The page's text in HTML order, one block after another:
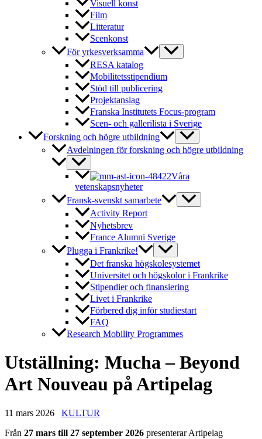
Visuell konst
Film
Litteratur
Scenkonst
För yrkesverksamma
RESA katalog
Mobilitetsstipendium
Stöd till publicering
Projektanslag
Franska Institutets Focus-program
Scen- och gallerilista i Sverige
Forskning och högre utbildning
Avdelningen för forskning och högre utbildning
Våra
vetenskapsnyheter
Fransk-svenskt samarbete
Activity Report
Nyhetsbrev
France Alumni Sverige
Plugga i Frankrike!
Det franska högskolesystemet
Universitet och högskolor i Frankrike
Stipendier och finansiering
Livet i Frankrike
Förbered dig inför studiestart
FAQ
Research Mobility Programmes
Utställning: Mucha – Beyond
Art Nouveau på Artipelag
11 mars 2026
KULTUR
Från 27 mars till 27 september 2026 presenterar Artipelag